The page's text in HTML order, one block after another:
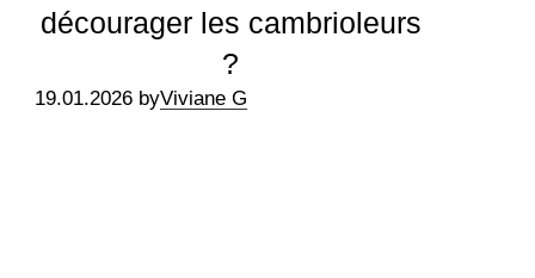
décourager les cambrioleurs
?
19.01.2026 byViviane G